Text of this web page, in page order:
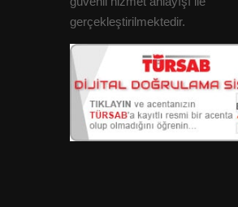
gerçekleştirilmektedir.